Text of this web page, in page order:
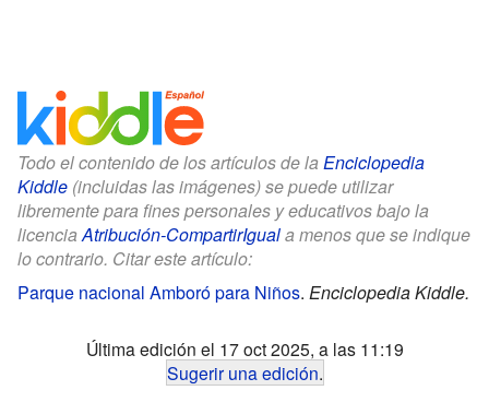
Todo el contenido de los artículos de la Enciclopedia
Kiddle (incluidas las imágenes) se puede utilizar
libremente para fines personales y educativos bajo la
licenciaAtribución-CompartirIguala menos que se indique
lo contrario. Citar este artículo:
Parque nacional Amboró para Niños. Enciclopedia Kiddle.
Última edición el 17 oct 2025, a las 11:19
Sugerir una edición.